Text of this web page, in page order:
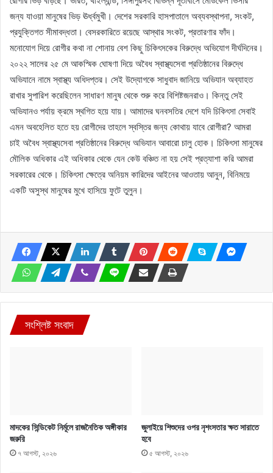
জন্য যাওয়া মানুষের ভিড় ঊর্ধ্বমুখী। দেশের সরকারি হাসপাতালে অব্যবস্থাপনা, সংকট,
প্রযুক্তিগত সীমাবদ্ধতা। বেসরকারিতে রয়েছে আস্থার সংকট, প্রতারণার ফাঁদ।
মনোযোগ দিয়ে রোগীর কথা না শোনায় বেশ কিছু চিকিৎসকের বিরুদ্ধে অভিযোগ দীর্ঘদিনের।
২০২২ সালের ২৫ মে আকস্মিক ঘোষণা দিয়ে অবৈধ স্বাস্থ্যসেবা প্রতিষ্ঠানের বিরুদ্ধে
অভিযানে নামে স্বাস্থ্য অধিদপ্তর। সেই উদ্যোগকে সাধুবাদ জানিয়ে অভিযান অব্যাহত
রাখার সুপারিশ করেছিলেন সাধারণ মানুষ থেকে শুরু করে বিশিষ্টজনরাও। কিন্তু সেই
অভিযানও পর্যায় ক্রমে স্থগিত হয়ে যায়। আমাদের ঘনবসতির দেশে যদি চিকিৎসা সেবাই
এমন অবহেলিত হতে হয় রোগীদের তাহলে স্বস্তির জন্য কোথায় যাবে রোগীরা? আমরা
চাই অবৈধ স্বাস্থ্যসেবা প্রতিষ্ঠানের বিরুদ্ধে অভিযান আবারো চালু হোক। চিকিৎসা মানুষের
মৌলিক অধিকার এই অধিকার থেকে যেন কেউ বঞ্চিত না হয় সেই প্রত্যাশা করি আমরা
সরকারের থেকে। চিকিৎসা ক্ষেত্রে অনিয়ম কারিদের আইনের আওতায় আনুন, বিনিময়ে
একটি অসুস্থ মানুষের মুখে হাসিয়ে ফুটে তুলুন।
সংশ্লিষ্ট সংবাদ
মাদকের সিন্ডিকেট নির্মূলে রাজনৈতিক অঙ্গীকার
জরুরি
৭ আগস্ট, ২০২৬
জুলাইয়ে শিশুদের ওপর নৃশংসতার ক্ষত সারাতে
হবে
৫ আগস্ট, ২০২৬